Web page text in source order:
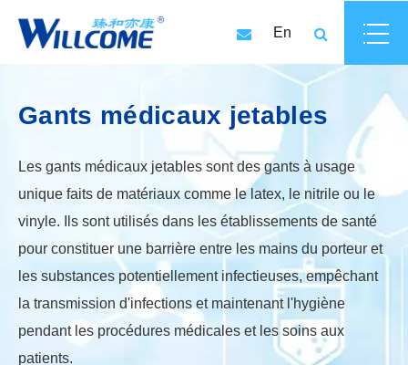
En
Gants médicaux jetables
Les gants médicaux jetables sont des gants à usage
unique faits de matériaux comme le latex, le nitrile ou le
vinyle. Ils sont utilisés dans les établissements de santé
pour constituer une barrière entre les mains du porteur et
les substances potentiellement infectieuses, empêchant
la transmission d'infections et maintenant l'hygiène
pendant les procédures médicales et les soins aux
patients.